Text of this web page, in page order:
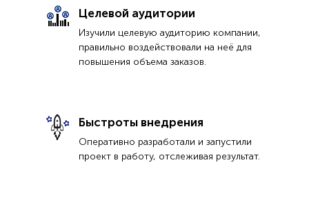
Целевой аудитории
Изучили целевую аудиторию компании,
правильно воздействовали на неё для
повышения объема заказов.
Быстроты внедрения
Оперативно разработали и запустили
проект в работу, отслеживая результат.